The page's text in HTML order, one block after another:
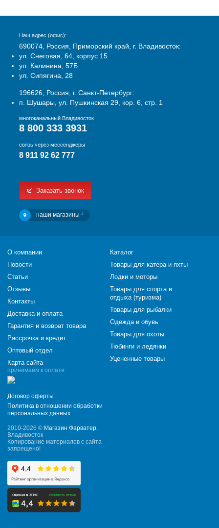
Наш адрес (офис):
690074, Россия, Приморский край, г. Владивосток:
ул. Снеговая, 64, корпус 15
ул. Калинина, 57Б
ул. Сипягина, 28
196626, Россия, г. Санкт-Петербург:
п. Шушары, ул. Пушкинская 29, кор. 6, стр. 1
многоканальный Владивосток
8 800 333 3931
связь через мессенджеры
8 911 92 62 777
Заказать звонок
наши магазины 4
принимаем к оплате:
Договор оферты
Политика в отношении обработки
персональных данных
2010-2026 © Магазин Фарватер,
Владивосток
Копирование материалов с сайта -
запрещено!
О компании
Новости
Статьи
Отзывы
Контакты
Доставка и оплата
Гарантия и возврат товара
Рассрочка и кредит
Оптовый отдел
Карта сайта
Каталог
Товары для катера и яхты
Лодки и моторы
Товары для спорта и
отдыха (туризма)
Товары для рыбалки
Одежда и обувь
Товары для охоты
Тюбинги и ледянки
Уцененные товары